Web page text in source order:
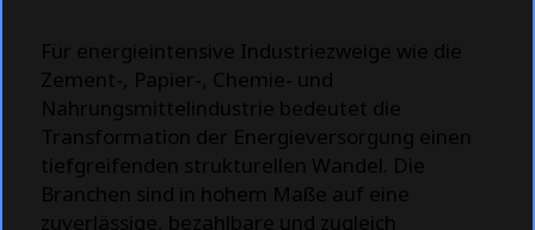
Für energieintensive Industriezweige wie die
Zement-, Papier-, Chemie- und
Nahrungsmittelindustrie bedeutet die
Transformation der Energieversorgung einen
tiefgreifenden strukturellen Wandel. Die
Branchen sind in hohem Maße auf eine
zuverlässige, bezahlbare und zugleich